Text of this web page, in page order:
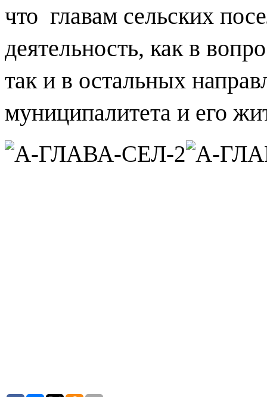
что главам сельских
деятельность, как в
так и в остальных
муниципалитета и его